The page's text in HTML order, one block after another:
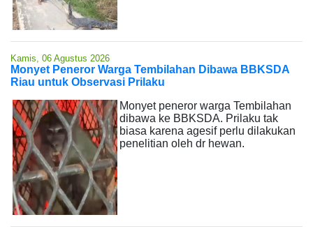
Kamis, 06 Agustus 2026
Monyet Peneror Warga Tembilahan Dibawa BBKSDA
Riau untuk Observasi Prilaku
Monyet peneror warga Tembilahan
dibawa ke BBKSDA. Prilaku tak
biasa karena agesif perlu dilakukan
penelitian oleh dr hewan.